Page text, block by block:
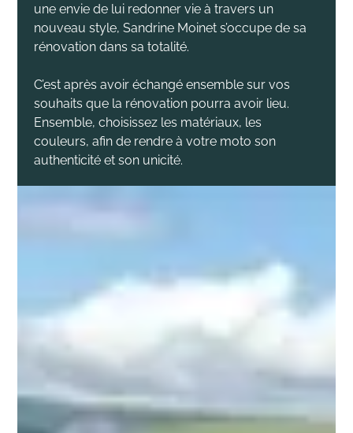
une envie de lui redonner vie à travers un
nouveau style, Sandrine Moinet s’occupe de sa
rénovation dans sa totalité.
C’est après avoir échangé ensemble sur vos
souhaits que la rénovation pourra avoir lieu.
Ensemble, choisissez les matériaux, les
couleurs, afin de rendre à votre moto son
authenticité et son unicité.